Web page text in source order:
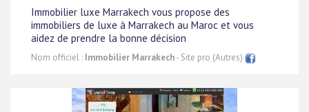
Immobilier luxe Marrakech vous propose des
immobiliers de luxe à Marrakech au Maroc et vous
aidez de prendre la bonne décision
Nom officiel : Immobilier Marrakech- Site pro (Autres)